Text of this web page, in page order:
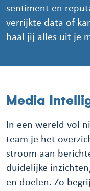
sentiment en
verrijkte data of
haal jij alles uit je
Media
In een wereld vol
team je het
stroom aan
duidelijke
en doelen. Zo